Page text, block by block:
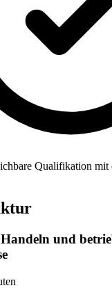
Qualifikation mit
und